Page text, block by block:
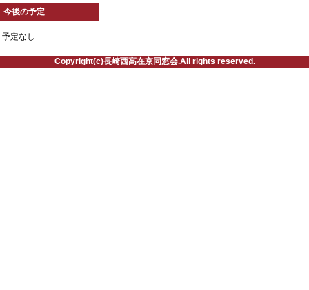
今後の予定
予定なし
Copyright(c)長崎西高在京同窓会.All rights reserved.